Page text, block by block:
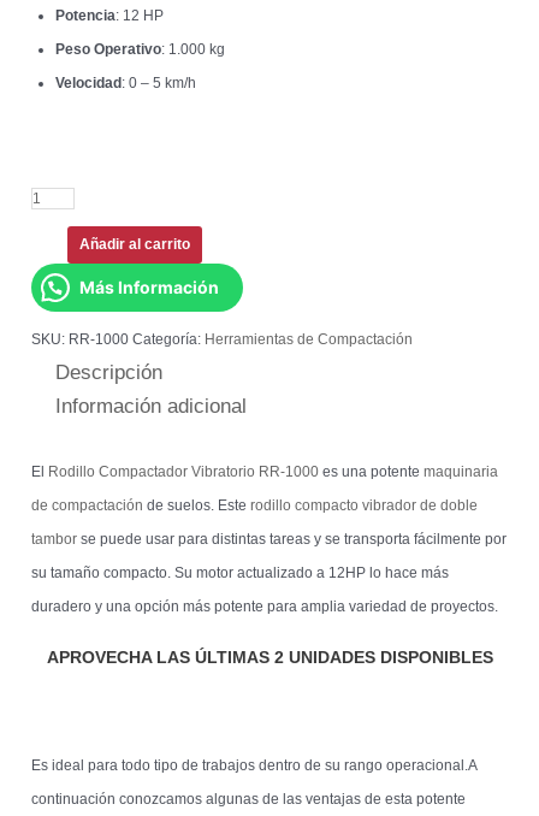
Potencia: 12 HP
Peso Operativo: 1.000 kg
Velocidad : 0 – 5 km/h
Añadir al carrito
Más Información
SKU: RR-1000 Categoría: Herramientas de Compactación
Descripción
Información adicional
El Rodillo Compactador Vibratorio RR-1000 es una potentemaquinaria
de compactación de suelos. Esterodillo compacto vibrador de doble
tambor se puede usar para distintas tareas y se transporta fácilmente por
su tamaño compacto. Su motor actualizado a 12HP lo hace más
duradero y una opción más potente para amplia variedad de proyectos.
APROVECHA LAS ÚLTIMAS 2 UNIDADES DISPONIBLES
Es ideal para todo tipo de trabajos dentro de su rango operacional.A
continuación conozcamos algunas de las ventajas de esta potente